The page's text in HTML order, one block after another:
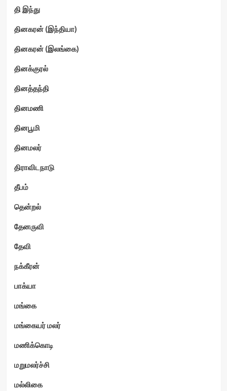
தி இந்து
தினகரன் (இந்தியா)
தினகரன் (இலங்கை)
தினக்குரல்
தினத்தந்தி
தினமணி
தினபூமி
தினமலர்
திராவிடநாடு
தீபம்
தென்றல்
தேனருவி
தேவி
நக்கீரன்
பாக்யா
மங்கை
மங்கையர் மலர்
மணிக்கொடி
மறுமலர்ச்சி
மல்லிகை